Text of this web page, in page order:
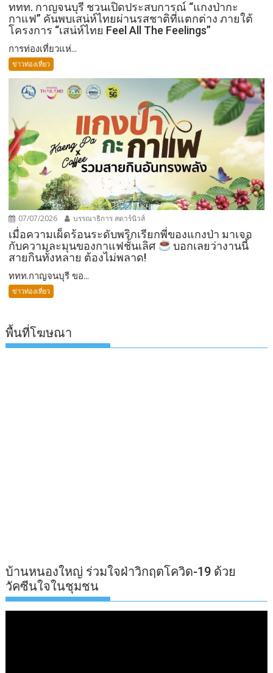
ททท. กาญจนบุรี ชวนเปิดประสบการณ์ “แกงป่ากะ
กาแฟ” คันพบเสน่ห์ไทยผ่านรสชาติที่แตกต่าง ภายใต้
โครงการ “เสน่ห์ไทย Feel All The Feelings”
การท่องเที่ยวแห่...
ข่าวท่องเที่ยว
07/07/2026 บรรณาธิการ สตาร์นิวส์
เมื่อความเผ็ดร้อนระดับพริกเรียกพี่ของแกงป่า มาเจอ
กับความละมุนของกาแฟชั้นเลิศ
บอกเลยว่างานนี้
สายกินทั้งหลาย ต้องไม่พลาด!
ททท.กาญจนบุรี ขอ...
ข่าวท่องเที่ยว
พื้นที่โฆษณา
บ้านหนองใหญ่ ร่วมใจฝ่าวิกฤตโควิด-19 ด้วย
วัคซีนใจในชุมชน